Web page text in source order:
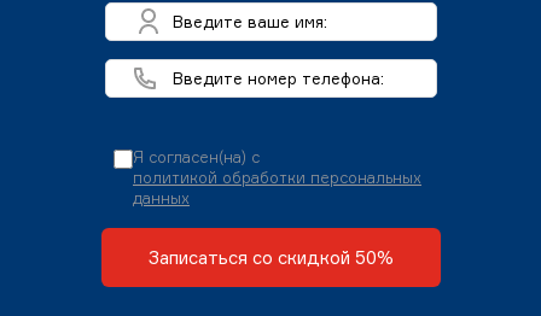
Я согласен(на) с
политикой обработки персональных
данных
Записаться со скидкой 50%